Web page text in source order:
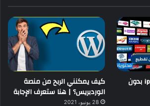
ماهو أفضل اشتراك iptv بدون
كيف يمكنني الربح من منصة
الوردبريس؟ | هنا ستعرف الإجابة
28 يونيو، 2021